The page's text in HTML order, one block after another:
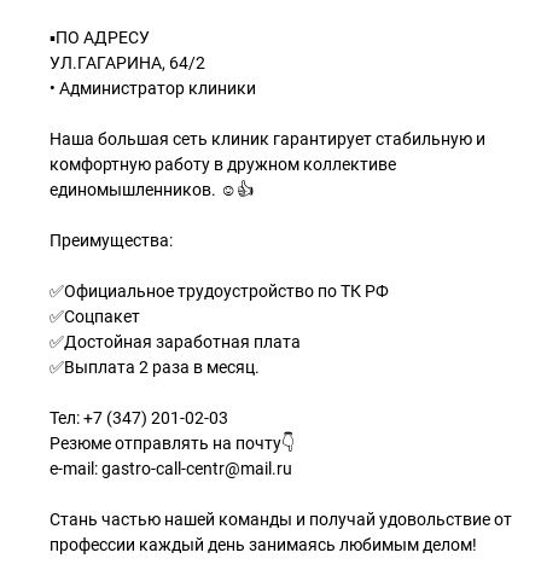
​​​​​​​▪️ПО АДРЕСУ
УЛ.ГАГАРИНА, 64/2
• Администратор клиники
Наша большая сеть клиник гарантирует стабильную и
комфортную работу в дружном коллективе
единомышленников. ☺️👍
Преимущества:
✅Официальное трудоустройство по ТК РФ
✅Соцпакет
✅Достойная заработная плата
✅Выплата 2 раза в месяц.
Тел: +7 (347) 201-02-03
Резюме отправлять на почту👇
e-mail: gastro-call-centr@mail.ru
Стань частью нашей команды и получай удовольствие от
профессии каждый день занимаясь любимым делом!⠀